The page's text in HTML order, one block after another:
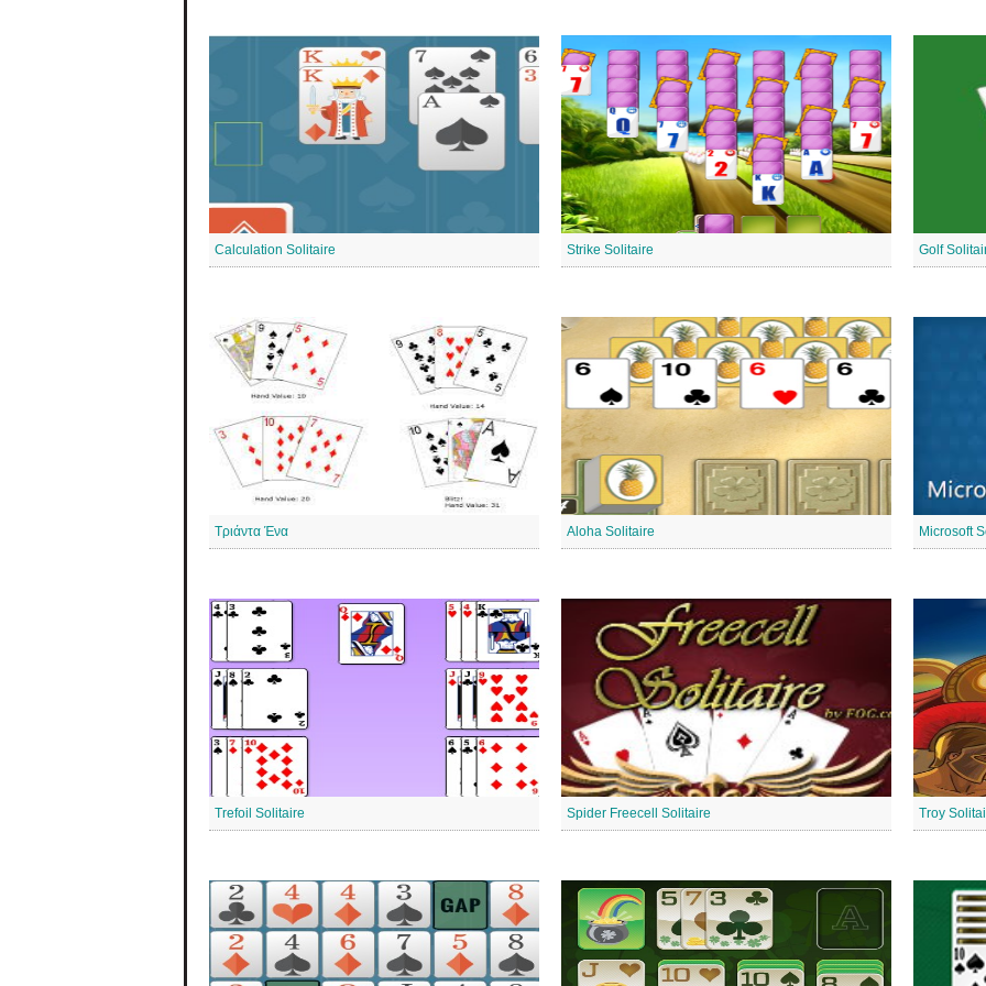
Calculation Solitaire Strike Solitaire Golf
Τριάντα Ένα Aloha Solitaire Microsoft
Trefoil Solitaire Spider Freecell Solitaire Troy